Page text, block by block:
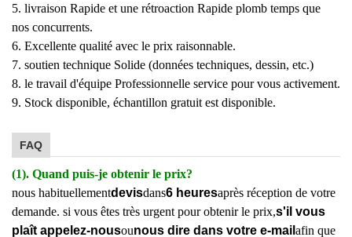
5. livraison Rapide et une rétroaction Rapide plomb temps que
nos concurrents.
6. Excellente qualité avec le prix raisonnable.
7. soutien technique Solide (données techniques, dessin, etc.)
8. le travail d'équipe Professionnelle service pour vous activement.
9. Stock disponible, échantillon gratuit est disponible.
FAQ
(1). Quand puis-je obtenir le prix?
nous habituellementdevisdans6 heuresaprès réception de votre
demande. si vous êtes très urgent pour obtenir le prix,s'il vous
plaît appelez-nousounous dire dans votre e-mail afin que